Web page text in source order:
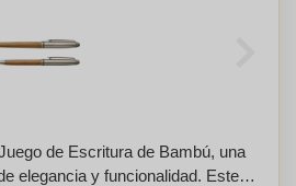
de Escritura de Bambú, una
elegancia y funcionalidad. Este